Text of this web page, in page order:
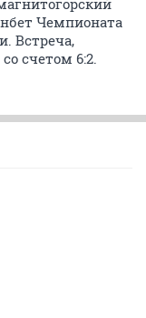
Чемпионата
Встреча,
счетом 6:2.